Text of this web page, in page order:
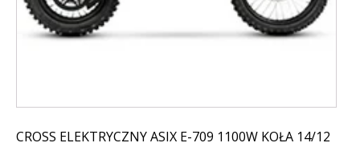
CROSS ELEKTRYCZNY ASIX E-709 1100W KOŁA 14/12